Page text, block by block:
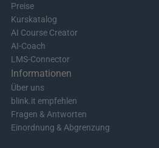
Preise
Kurskatalog
AI Course Creator
AI-Coach
LMS-Connector
Informationen
Über uns
blink.it empfehlen
Fragen & Antworten
Einordnung & Abgrenzung